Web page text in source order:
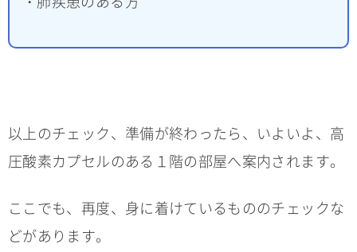
以上のチェック、準備が終わったら、いよいよ、高
圧酸素カプセルのある１階の部屋へ案内されます。
ここでも、再度、身に着けているもののチェックな
どがあります。